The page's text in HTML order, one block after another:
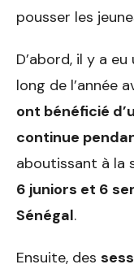
pousser les
D’abord, il y a
long de l’année
ont bénéficié
continue
aboutissant à la
6 juniors et 6
Sénégal.
Ensuite, des